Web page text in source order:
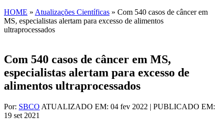
HOME » Atualizações Científicas » Com 540 casos de câncer em
MS, especialistas alertam para excesso de alimentos
ultraprocessados
Com 540 casos de câncer em MS,
especialistas alertam para excesso de
alimentos ultraprocessados
Por: SBCO ATUALIZADO EM: 04 fev 2022 | PUBLICADO EM:
19 set 2021